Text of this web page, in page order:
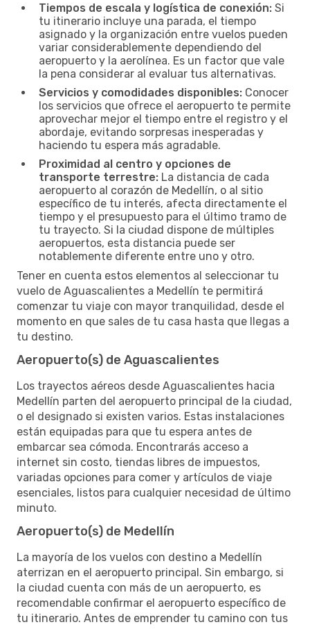
Tiempos de escala y logística de conexión: Si
tu itinerario incluye una parada, el tiempo
asignado y la organización entre vuelos pueden
variar considerablemente dependiendo del
aeropuerto y la aerolínea. Es un factor que vale
la pena considerar al evaluar tus alternativas.
Servicios y comodidades disponibles: Conocer
los servicios que ofrece el aeropuerto te permite
aprovechar mejor el tiempo entre el registro y el
abordaje, evitando sorpresas inesperadas y
haciendo tu espera más agradable.
Proximidad al centro y opciones de
transporte terrestre: La distancia de cada
aeropuerto al corazón de Medellín, o al sitio
específico de tu interés, afecta directamente el
tiempo y el presupuesto para el último tramo de
tu trayecto. Si la ciudad dispone de múltiples
aeropuertos, esta distancia puede ser
notablemente diferente entre uno y otro.
Tener en cuenta estos elementos al seleccionar tu
vuelo de Aguascalientes a Medellín te permitirá
comenzar tu viaje con mayor tranquilidad, desde el
momento en que sales de tu casa hasta que llegas a
tu destino.
Aeropuerto(s) de Aguascalientes
Los trayectos aéreos desde Aguascalientes hacia
Medellín parten del aeropuerto principal de la ciudad,
o el designado si existen varios. Estas instalaciones
están equipadas para que tu espera antes de
embarcar sea cómoda. Encontrarás acceso a
internet sin costo, tiendas libres de impuestos,
variadas opciones para comer y artículos de viaje
esenciales, listos para cualquier necesidad de último
minuto.
Aeropuerto(s) de Medellín
La mayoría de los vuelos con destino a Medellín
aterrizan en el aeropuerto principal. Sin embargo, si
la ciudad cuenta con más de un aeropuerto, es
recomendable confirmar el aeropuerto específico de
tu itinerario. Antes de emprender tu camino con tus